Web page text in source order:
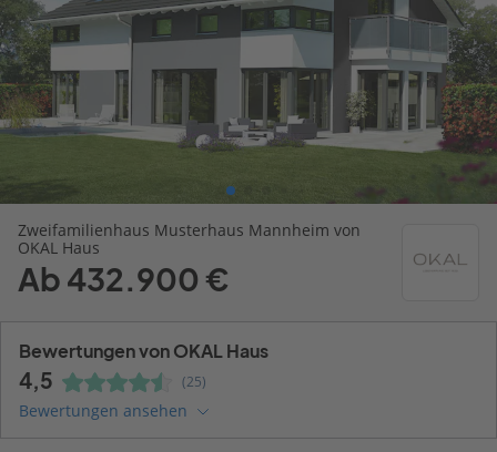
Zweifamilienhaus Musterhaus Mannheim von
OKAL Haus
Ab 432.900 €
Bewertungen von OKAL Haus
4,5 (25)
Bewertungen ansehen